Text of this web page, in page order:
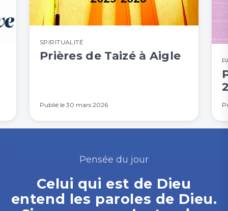
SPIRITUALITÉ
Prières de Taizé à Aigle
Publié le 30 mars 2026
Pensée du jour
Celui qui est de Dieu
entend les paroles de Dieu.